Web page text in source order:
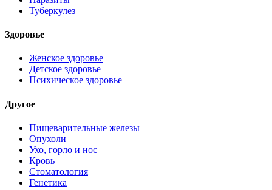
Туберкулез
Здоровье
Женское здоровье
Детское здоровье
Психическое здоровье
Другое
Пищеварительные железы
Опухоли
Ухо, горло и нос
Кровь
Стоматология
Генетика